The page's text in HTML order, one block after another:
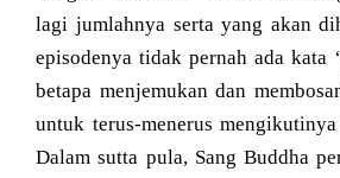
lagi jumlahnya serta yang akan
episodenya tidak pernah ada kata
betapa menjemukan dan
untuk terus-menerus
Dalam sutta pula, Sang Buddha